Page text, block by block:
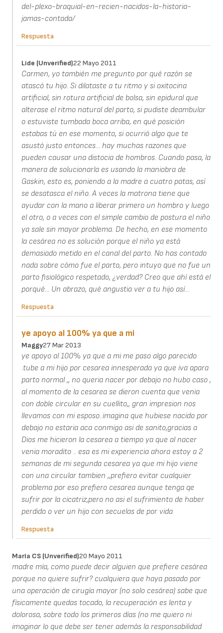
del-plexo-braquial-en-recien-nacidos-la-historia-
jamas-contada/
Respuesta
Lide (unverified)22 Mayo 2011
Carmen, yo también me pregunto por qué razón se
atascó tu hijo. Si dilataste a tu ritmo y si oxitocina
artificial, sin rotura artificial de bolsa, sin epidural que
alterase el ritmo natural del parto, si pudiste deambular
o estuviste tumbada boca arriba, en qué posición
estabas tú en ese momento, si ocurrió algo que te
asustó justo entonces... hay muchas razones que
pueden causar una distocia de hombros. Cuando pasa, la
manera de solucionarla es usando la maniobra de
Gaskin, esto es, poniendo a la madre a cuatro patas, así
se desatasca el niño. A veces la matrona tiene que
ayudar con la mano a liberar primero un hombro y luego
el otro, o a veces con el simple cambio de postura el niño
ya sale sin mayor problema. De hecho, en ese momento
la cesárea no es solución porque el niño ya está
demasiado metido en el canal del parto. No has contado
nada sobre cómo fue el parto, pero intuyo que no fue un
parto fisiológico respetado, ¿verdad? Creo que ahí está el
porqué... Un abrazo, qué angustia ver a tu hijo así...
Respuesta
ye apoyo al 100% ya que a mi
Maggy27 Mar 2013
ye apoyo al 100% ya que a mi me paso algo parecido
.tube a mi hijo por cesarea innesperada ya que iva apara
parto normal ,, no queria nacer por debajo no hubo caso ,
al momento de la cesarea se dieron cuenta que venia
con doble circular en su cuellito,, gran impresion nos
llevamos con mi esposo..imagina que hubiese nacido por
debajo no estaria aca conmigo asi de sanito,gracias a
Dios me hicieron la cesarea a tiempo ya que al nacer
venia moradito .. esa es mi experiencia ahora estoy a 2
semanas de mi segunda cesarea ya que mi hijo viene
con una circular tambien ,,prefiero evitar cualquier
problema por eso prefiero cesarea aunque tenga qe
sufrir por la cicatriz,pero no asi el sufrimiento de haber
perdido o ver un hijo con secuelas de por vida
Respuesta
María CS (unverified)20 Mayo 2011
madre mía, como puede decir alguien que prefiere cesárea
porque no quiere sufrir? cualquiera que haya pasado por
una operación de cirugía mayor (no solo cesárea) sabe que
físicamente quedas tocado, la recuperación es lenta y
dolorosa, sobre todo los primeros días (no me quiero ni
imaginar lo que debe ser tener además la responsabilidad